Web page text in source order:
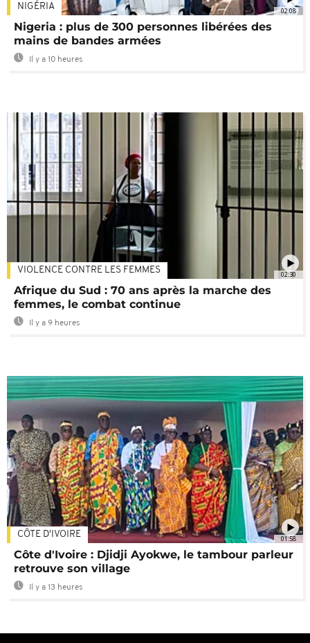
02:08
NIGÉRIA
Nigeria : plus de 300 personnes libérées des
mains de bandes armées
Il y a 10 heures
02:30
VIOLENCE CONTRE LES FEMMES
Afrique du Sud : 70 ans après la marche des
femmes, le combat continue
Il y a 9 heures
01:58
CÔTE D'IVOIRE
Côte d'Ivoire : Djidji Ayokwe, le tambour parleur
retrouve son village
Il y a 13 heures